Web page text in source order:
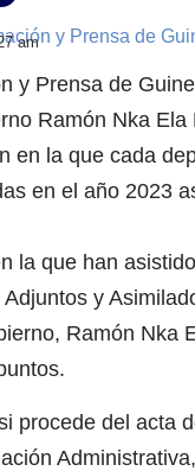
y Prensa de
am
y Prensa de
Ramón Nka
en la que cada
en el año 2023
la que han
y
Ramón Nka
procede del acta